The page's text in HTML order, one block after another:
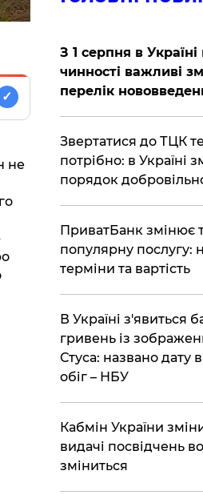
✓
не
З 1 серпня в
чинності важливі
перелік
​Звертатися до ТЦК
потрібно: в Україні
порядок
​ПриватБанк змінює
популярну послугу:
терміни та вартість
В Україні з'явиться
гривень із
Стуса: названо дату
обіг – НБУ
​Кабмін України
видачі посвідчень
зміниться